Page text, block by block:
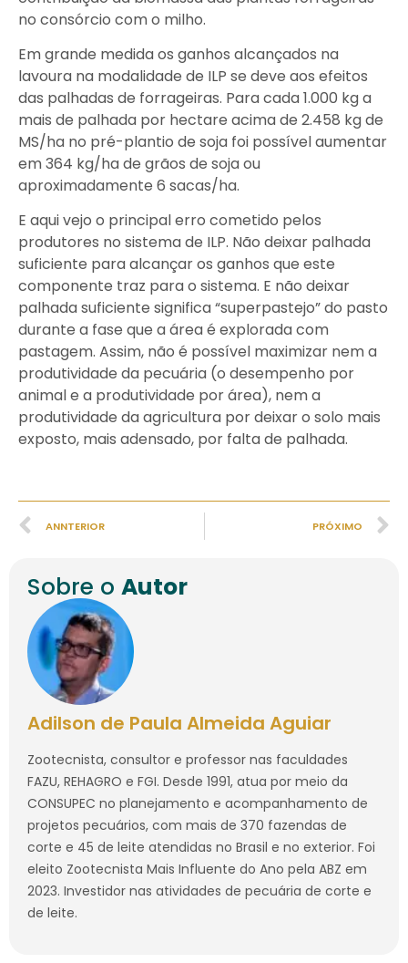
no consórcio com o milho.
Em grande medida os ganhos alcançados na
lavoura na modalidade de ILP se deve aos efeitos
das palhadas de forrageiras. Para cada 1.000 kg a
mais de palhada por hectare acima de 2.458 kg de
MS/ha no pré-plantio de soja foi possível aumentar
em 364 kg/ha de grãos de soja ou
aproximadamente 6 sacas/ha.
E aqui vejo o principal erro cometido pelos
produtores no sistema de ILP. Não deixar palhada
suficiente para alcançar os ganhos que este
componente traz para o sistema. E não deixar
palhada suficiente significa “superpastejo” do pasto
durante a fase que a área é explorada com
pastagem. Assim, não é possível maximizar nem a
produtividade da pecuária (o desempenho por
animal e a produtividade por área), nem a
produtividade da agricultura por deixar o solo mais
exposto, mais adensado, por falta de palhada.
ANNTERIOR PRÓXIMO
Sobre o Autor
Adilson de Paula Almeida Aguiar
Zootecnista, consultor e professor nas faculdades
FAZU, REHAGRO e FGI. Desde 1991, atua por meio da
CONSUPEC no planejamento e acompanhamento de
projetos pecuários, com mais de 370 fazendas de
corte e 45 de leite atendidas no Brasil e no exterior. Foi
eleito Zootecnista Mais Influente do Ano pela ABZ em
2023. Investidor nas atividades de pecuária de corte e
de leite.